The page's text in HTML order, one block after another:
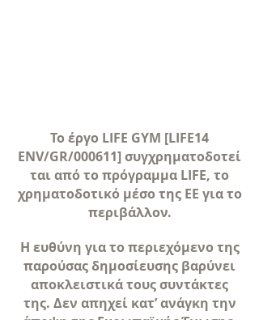
Το έργο LIFE GYM [LIFE14
ENV/GR/000611] συγχρηματοδοτεί
ται από το πρόγραμμα LIFE, το
χρηματοδοτικό μέσο της ΕΕ για το
περιβάλλον.
Η ευθύνη για το περιεχόμενο της
παρούσας δημοσίευσης βαρύνει
αποκλειστικά τους συντάκτες
της. Δεν απηχεί κατ’ ανάγκη την